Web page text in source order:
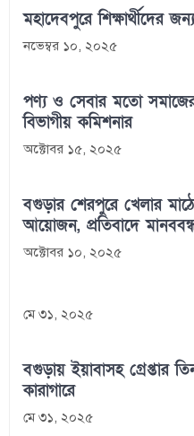
মহাদেবপুরে শিক্ষার্থীদের
নভেম্বর ১০, ২০২৫
পণ্য ও সেবার মতো
বিভাগীয় কমিশনার
অক্টোবর ১৫, ২০২৫
বগুড়ার শেরপুরে খেলার
আয়োজন, প্রতিবাদে
অক্টোবর ১০, ২০২৫
মে ৩১, ২০২৫
বগুড়ায় ইয়াবাসহ
কারাগারে
মে ৩১, ২০২৫